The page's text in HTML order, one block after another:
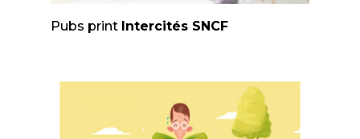
Pubs print Intercités SNCF